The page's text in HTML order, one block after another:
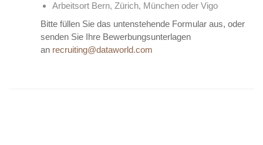
Arbeitsort Bern, Zürich, München oder Vigo
Bitte füllen Sie das untenstehende Formular aus, oder
senden Sie Ihre Bewerbungsunterlagen
an recruiting@dataworld.com